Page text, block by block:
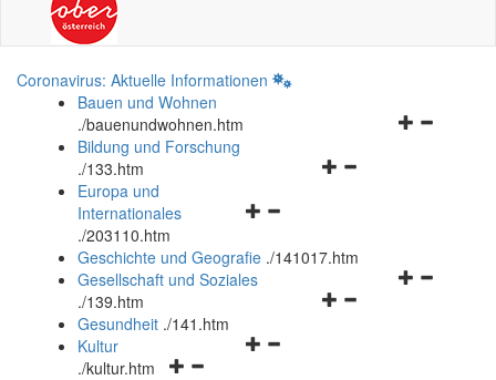
Coronavirus: Aktuelle Informationen
Bauen und Wohnen
./bauenundwohnen.htm
Navigationsmenü
Bildung und Forschung
./133.htm
Navigationsmenü
und
schließen
Europa und
Internationales
./203110.htm
Geschichte und Geografie ./141017.htm
Navigationsmenü
Gesellschaft und Soziales
./139.htm
Navigationsmenü
Gesundheit ./141.htm
Navigationsmenü
Kultur
./kultur.htm